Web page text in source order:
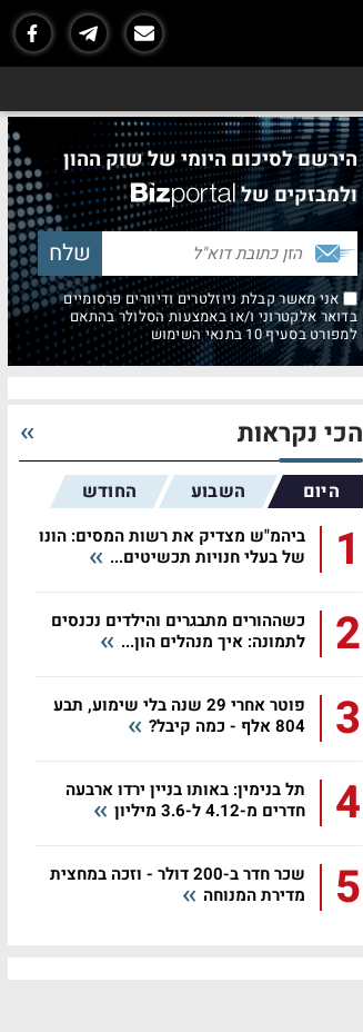
הירשם לסיכום היומי של שוק ההון
ולמבזקים של
אני מאשר קבלת ניוזלטרים ודיוורים פרסומיים
בדואר אלקטרוני ו/או באמצעות הסלולר בהתאם
למפורט בסעיף 10 בתנאי השימוש
הכי נקראות
היום השבוע החודש
1
ביהמ"ש מצדיק את רשות המסים: הונו
של בעלי חנויות תכשיטים...
2
כשההורים מתבגרים והילדים נכנסים
לתמונה: איך מנהלים הון...
3
פוטר אחרי 29 שנה בלי שימוע, תבע
804 אלף - כמה קיבל?
4
תל בנימין: באותו בניין ירדו ארבעה
חדרים מ-4.12 ל-3.6 מיליון
5
שכר חדר ב-200 דולר - וזכה במחצית
מדירת המנוחה